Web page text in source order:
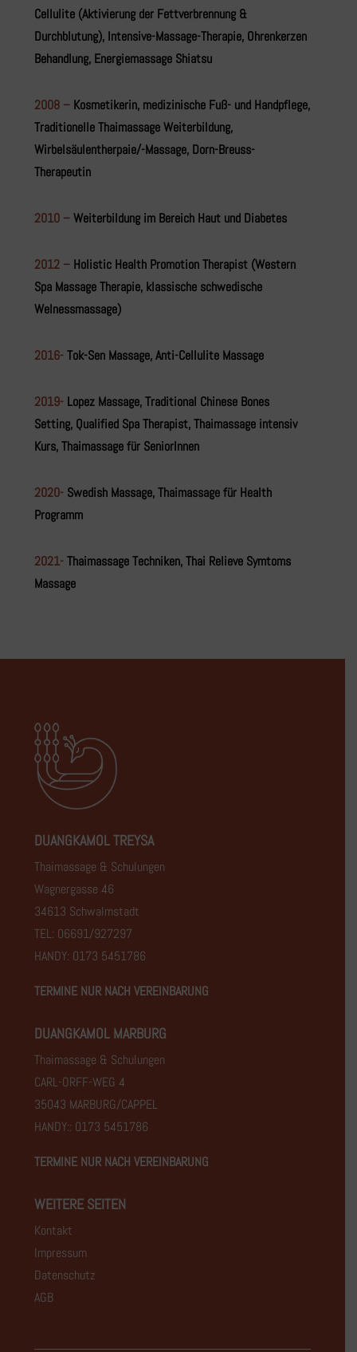
Cellulite (Aktivierung der Fettverbrennung &
Durchblutung), Intensive-Massage-Therapie, Ohrenkerzen
Behandlung, Energiemassage Shiatsu
2008 – Kosmetikerin, medizinische Fuß- und Handpflege,
Traditionelle Thaimassage Weiterbildung,
Wirbelsäulentherpaie/-Massage, Dorn-Breuss-
Therapeutin
2010 –Weiterbildung im Bereich Haut und Diabetes
2012 – Holistic Health Promotion Therapist (Western
Spa Massage Therapie, klassische schwedische
Welnessmassage)
2016-Tok-Sen Massage, Anti-Cellulite Massage
2019- Lopez Massage, Traditional Chinese Bones
Setting, Qualified Spa Therapist, Thaimassage intensiv
Kurs, Thaimassage für SeniorInnen
2020- Swedish Massage, Thaimassage für Health
Programm
2021-Thaimassage Techniken, Thai Relieve Symtoms
Massage
DUANGKAMOL TREYSA
Thaimassage & Schulungen
Wagnergasse 46
34613 Schwalmstadt
TEL: 06691/927297
HANDY: 0173 5451786
TERMINE NUR NACH VEREINBARUNG
DUANGKAMOL MARBURG
Thaimassage & Schulungen
CARL-ORFF-WEG 4
35043 MARBURG/CAPPEL
HANDY:: 0173 5451786
TERMINE NUR NACH VEREINBARUNG
WEITERE SEITEN
Kontakt
Impressum
Datenschutz
AGB